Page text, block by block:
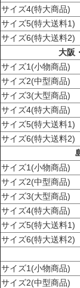
サイズ4(特大商品)
サイズ5(特大送料1)
サイズ6(特大送料2)
大阪
サイズ1(小物商品)
サイズ2(中型商品)
サイズ3(大型商品)
サイズ4(特大商品)
サイズ5(特大送料1)
サイズ6(特大送料2)
サイズ1(小物商品)
サイズ2(中型商品)
サイズ3(大型商品)
サイズ4(特大商品)
サイズ5(特大送料1)
サイズ6(特大送料2)
サイズ1(小物商品)
サイズ2(中型商品)